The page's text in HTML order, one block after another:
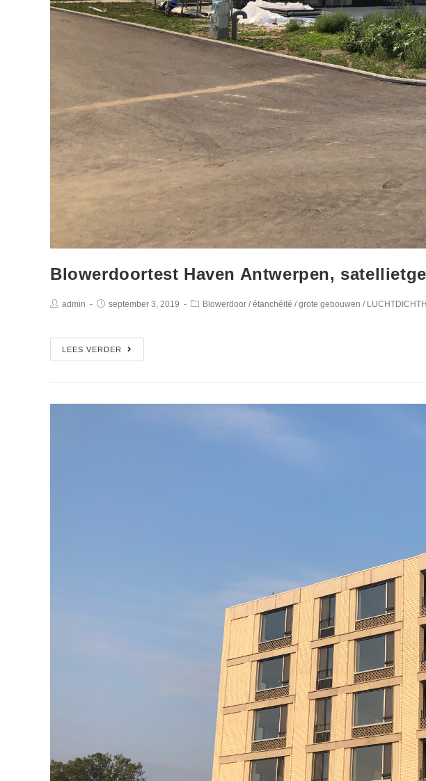
Blowerdoortest Haven Antwerpen,
admin september 3, 2019 Blowerdoor / étanchéité / grote gebouwen /
LEES VERDER